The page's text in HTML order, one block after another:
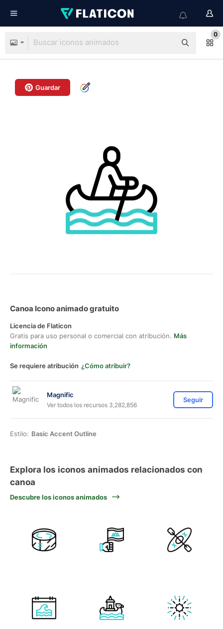
0
Guardar
Canoa Icono animado gratuito
Licencia de Flaticon
Gratis para uso personal o comercial con atribución. Más
información
Se requiere atribución ¿Cómo atribuir?
Magnific
Ver todos los recursos 3,282,856
Seguir
Estilo: Basic Accent Outline
Explora los iconos animados relacionados con
canoa
Descubre los iconos animados